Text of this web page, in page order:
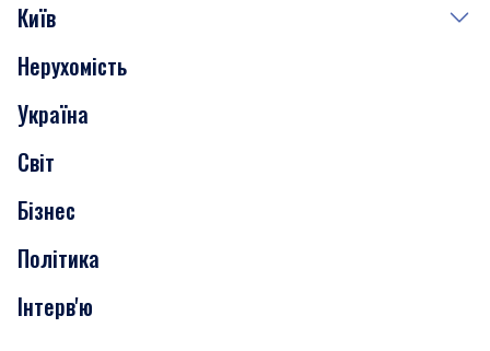
Київ
Події
Скандали
Нерухомість
Транспорт
Нерухомість
Україна
Світ
Бізнес
Політика
Інтерв'ю